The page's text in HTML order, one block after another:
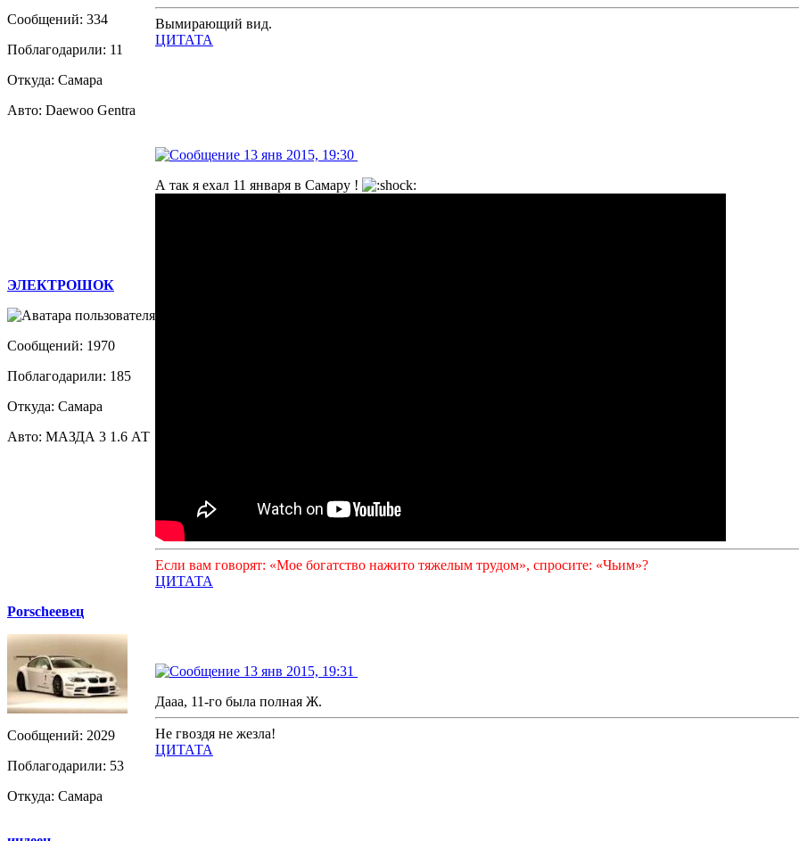
Сообщений: 334
Поблагодарили: 11
Откуда: Самара
Авто: Daewoo Gentra
Вымирающий вид.
ЦИТАТА
ЭЛЕКТРОШОК
Сообщений: 1970
Поблагодарили: 185
Откуда: Самара
Авто: МАЗДА 3 1.6 АТ
13 янв 2015, 19:30
А так я ехал 11 января в Самару !
Если вам говорят: «Мое богатство нажито тяжелым трудом», спросите: «Чьим»?
ЦИТАТА
Porscheeвец
Сообщений: 2029
Поблагодарили: 53
Откуда: Самара
13 янв 2015, 19:31
Дааа, 11-го была полная Ж.
Не гвоздя не жезла!
ЦИТАТА